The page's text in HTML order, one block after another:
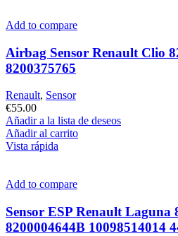
Add to compare
Airbag Sensor Renault Clio
8200375765
Renault, Sensor
€55.00
Añadir a la lista de deseos
Añadir al carrito
Vista rápida
Add to compare
Sensor ESP Renault Laguna
8200004644B 10098514014